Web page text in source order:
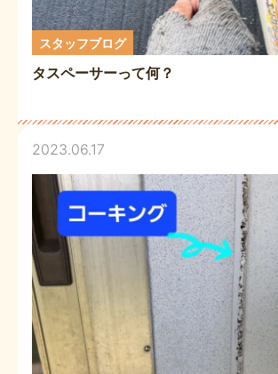
スタッフブログ
タスペーサーって何？
2023.06.17